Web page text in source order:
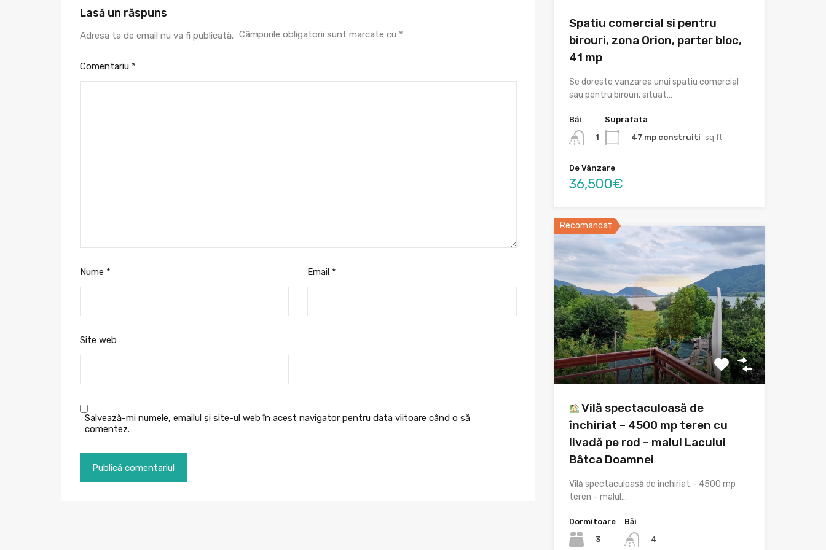
Lasă un răspuns
Adresa ta de email nu va fi publicată. Câmpurile obligatorii sunt marcate cu *
Comentariu *
Nume * Email *
Site web
Salvează-mi numele, emailul și site-ul web în acest navigator pentru data viitoare când o să
comentez.
Spatiu comercial si pentru
birouri, zona Orion, parter bloc,
41 mp
Se doreste vanzarea unui spatiu comercial
sau pentru birouri, situat…
Băi
1
Suprafata
47 mp construiti sq ft
De Vânzare
36,500€
Recomandat
Vilă spectaculoasă de
închiriat – 4500 mp teren cu
livadă pe rod – malul Lacului
Bâtca Doamnei
Vilă spectaculoasă de închiriat – 4500 mp
teren – malul…
Dormitoare
3
Băi
4